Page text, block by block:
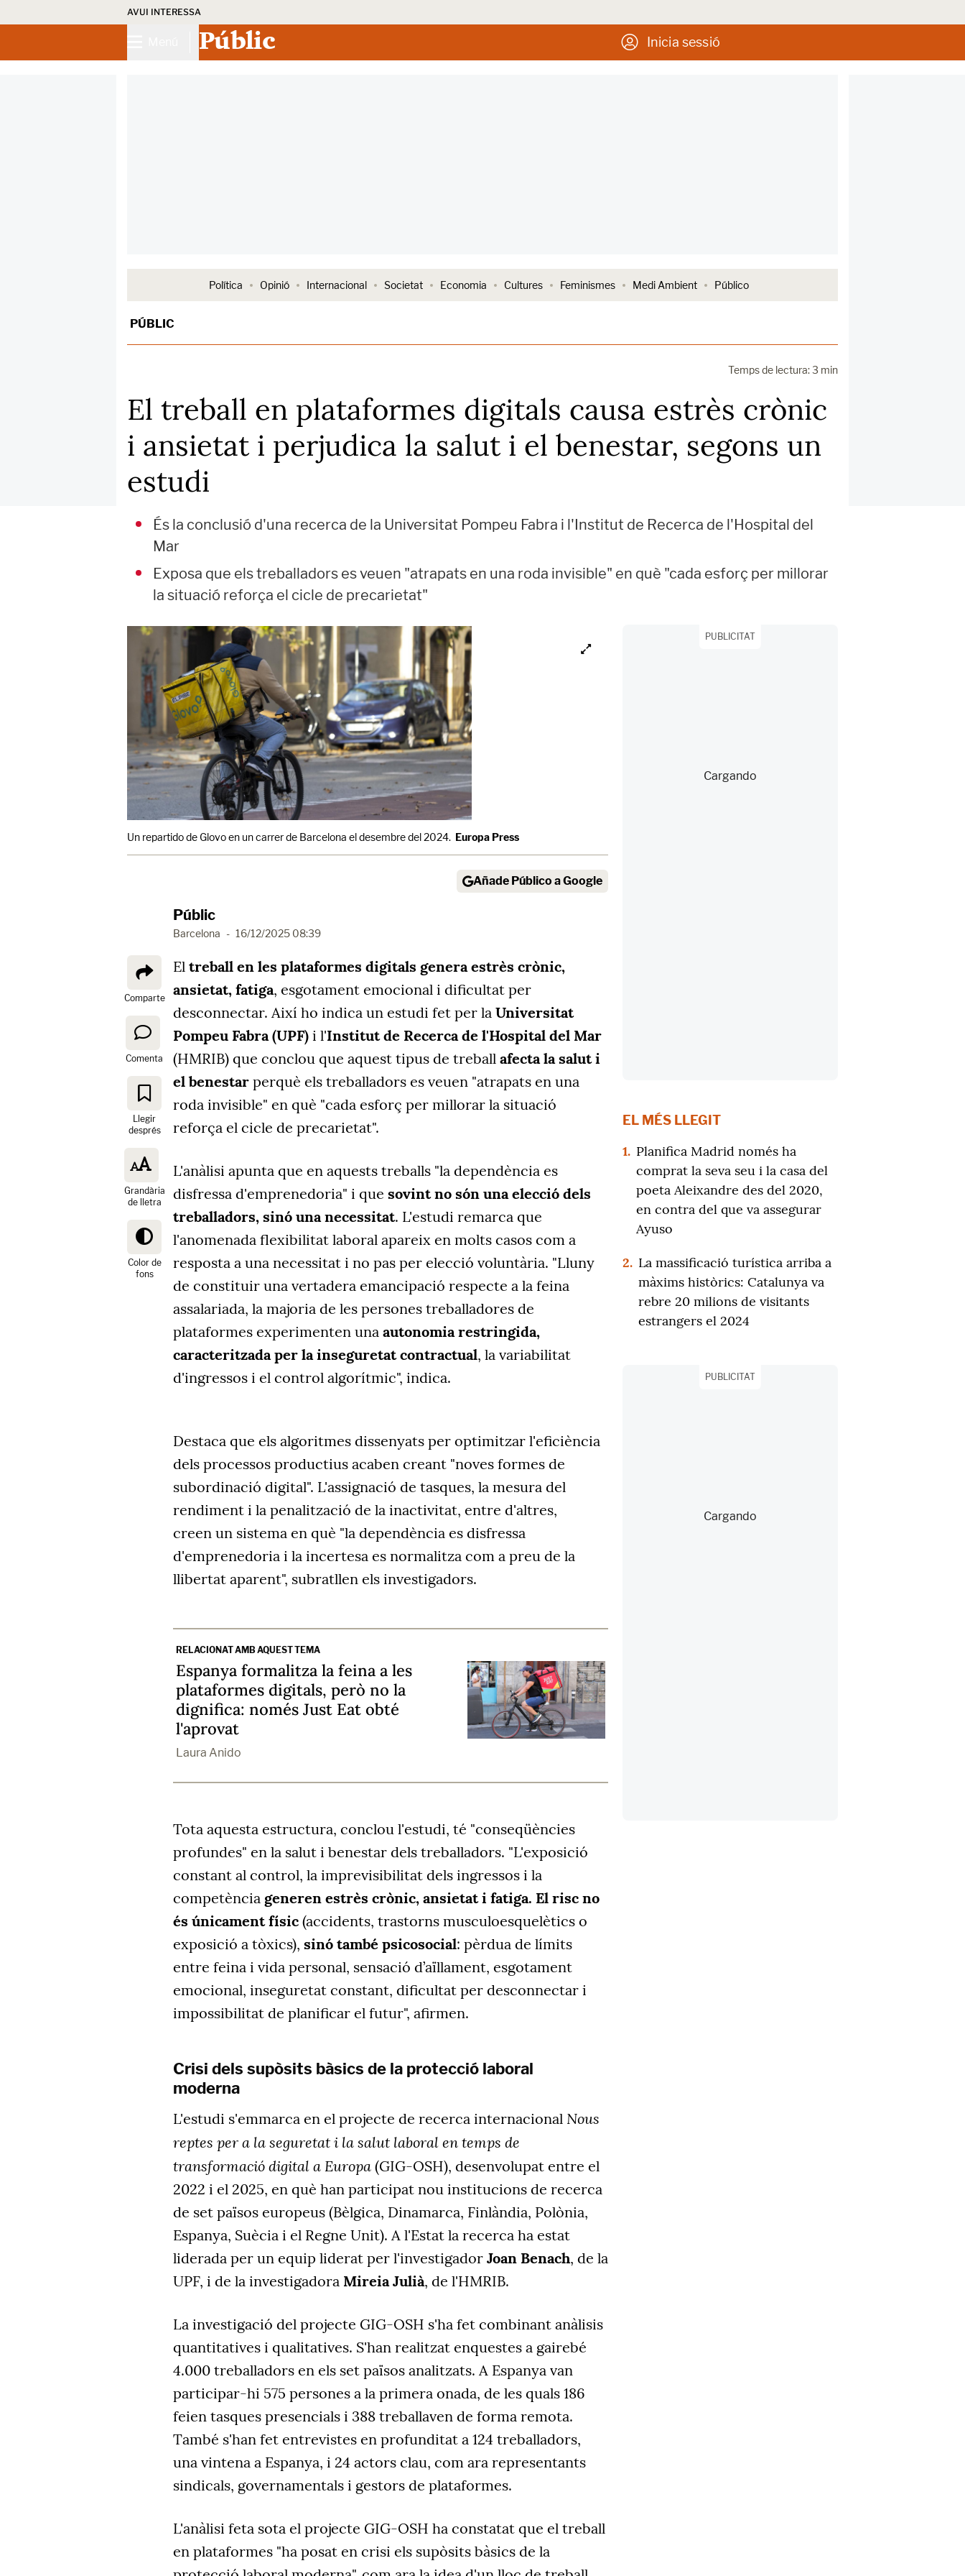
AVUI INTERESSA
Públic Inicia sessió
Política Opinió Internacional Societat Economia Cultures Feminismes Medi Ambient Público
PÚBLIC
Temps de lectura: 3 min
El treball en plataformes digitals causa estrès crònic
i ansietat i perjudica la salut i el benestar, segons un
estudi
És la conclusió d'una recerca de la Universitat Pompeu Fabra i l'Institut de Recerca de l'Hospital del
Mar
Exposa que els treballadors es veuen "atrapats en una roda invisible" en què "cada esforç per millorar
la situació reforça el cicle de precarietat"
Un repartido de Glovo en un carrer de Barcelona el desembre del 2024. Europa Press
Añade Público a Google
Públic
Barcelona - 16/12/2025 08:39
Comparte
Comenta
Llegir
després
Grandària
de lletra
Color de
fons
El treball en les plataformes digitals genera estrès crònic,
ansietat, fatiga, esgotament emocional i dificultat per
desconnectar. Així ho indica un estudi fet per la Universitat
Pompeu Fabra (UPF) i l'Institut de Recerca de l'Hospital del Mar
(HMRIB) que conclou que aquest tipus de treball afecta la salut i
el benestar perquè els treballadors es veuen "atrapats en una
roda invisible" en què "cada esforç per millorar la situació
reforça el cicle de precarietat".
L'anàlisi apunta que en aquests treballs "la dependència es
disfressa d'emprenedoria" i que sovint no són una elecció dels
treballadors, sinó una necessitat. L'estudi remarca que
l'anomenada flexibilitat laboral apareix en molts casos com a
resposta a una necessitat i no pas per elecció voluntària. "Lluny
de constituir una vertadera emancipació respecte a la feina
assalariada, la majoria de les persones treballadores de
plataformes experimenten una autonomia restringida,
caracteritzada per la inseguretat contractual, la variabilitat
d'ingressos i el control algorítmic", indica.
Destaca que els algoritmes dissenyats per optimitzar l'eficiència
dels processos productius acaben creant "noves formes de
subordinació digital". L'assignació de tasques, la mesura del
rendiment i la penalització de la inactivitat, entre d'altres,
creen un sistema en què "la dependència es disfressa
d'emprenedoria i la incertesa es normalitza com a preu de la
llibertat aparent", subratllen els investigadors.
RELACIONAT AMB AQUEST TEMA
Espanya formalitza la feina a les
plataformes digitals, però no la
dignifica: només Just Eat obté
l'aprovat
Laura Anido
Tota aquesta estructura, conclou l'estudi, té "conseqüències
profundes" en la salut i benestar dels treballadors. "L'exposició
constant al control, la imprevisibilitat dels ingressos i la
competència generen estrès crònic, ansietat i fatiga. El risc no
és únicament físic (accidents, trastorns musculoesquelètics o
exposició a tòxics), sinó també psicosocial: pèrdua de límits
entre feina i vida personal, sensació d’aïllament, esgotament
emocional, inseguretat constant, dificultat per desconnectar i
impossibilitat de planificar el futur", afirmen.
Crisi dels supòsits bàsics de la protecció laboral
moderna
L'estudi s'emmarca en el projecte de recerca internacional Nous
reptes per a la seguretat i la salut laboral en temps de
transformació digital a Europa (GIG-OSH), desenvolupat entre el
2022 i el 2025, en què han participat nou institucions de recerca
de set països europeus (Bèlgica, Dinamarca, Finlàndia, Polònia,
Espanya, Suècia i el Regne Unit). A l'Estat la recerca ha estat
liderada per un equip liderat per l'investigador Joan Benach, de la
UPF, i de la investigadora Mireia Julià, de l'HMRIB.
La investigació del projecte GIG-OSH s'ha fet combinant anàlisis
quantitatives i qualitatives. S'han realitzat enquestes a gairebé
4.000 treballadors en els set països analitzats. A Espanya van
participar-hi 575 persones a la primera onada, de les quals 186
feien tasques presencials i 388 treballaven de forma remota.
També s'han fet entrevistes en profunditat a 124 treballadors,
una vintena a Espanya, i 24 actors clau, com ara representants
sindicals, governamentals i gestors de plataformes.
L'anàlisi feta sota el projecte GIG-OSH ha constatat que el treball
en plataformes "ha posat en crisi els supòsits bàsics de la
PUBLICITAT
EL MÉS LLEGIT
1. Planifica Madrid només ha
comprat la seva seu i la casa del
poeta Aleixandre des del 2020,
en contra del que va assegurar
Ayuso
2. La massificació turística arriba a
màxims històrics: Catalunya va
rebre 20 milions de visitants
estrangers el 2024
PUBLICITAT